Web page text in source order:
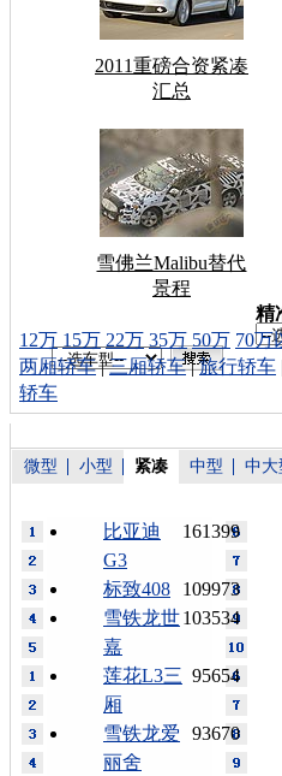
2011重磅合资紧凑
汇总
雪佛兰Malibu替代
景程
车
精
12万 15万 22万 35万 50万 70万
两厢轿车|三厢轿车|旅行轿车
轿车
微型 小型 紧凑 中型 中大
161399
比亚迪
G3
109973
标致408
103534
雪铁龙世
嘉
95654
莲花L3三
厢
93670
雪铁龙爱
丽舍